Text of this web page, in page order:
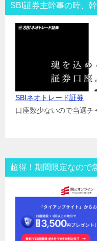
SBI証券主幹事の時、
SBIネオトレード証券
口座数少ないので当選チ
超得！期間限定なので